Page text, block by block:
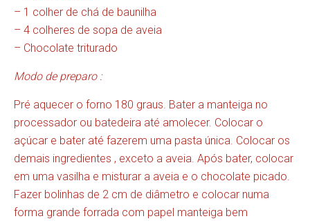
– 1 colher de chá de baunilha
– 4 colheres de sopa de aveia
– Chocolate triturado
Modo de preparo :
Pré aquecer o forno 180 graus. Bater a manteiga no
processador ou batedeira até amolecer. Colocar o
açúcar e bater até fazerem uma pasta única. Colocar os
demais ingredientes , exceto a aveia. Após bater, colocar
em uma vasilha e misturar a aveia e o chocolate picado.
Fazer bolinhas de 2 cm de diâmetro e colocar numa
forma grande forrada com papel manteiga bem